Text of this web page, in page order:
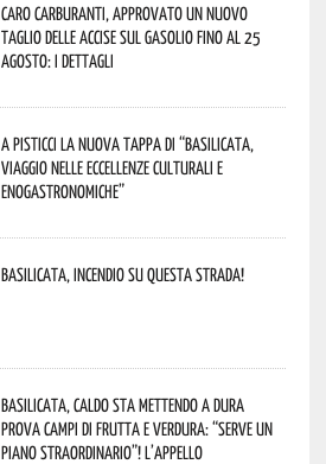
Caro carburanti, approvato un nuovo
taglio delle accise sul gasolio fino al 25
agosto: i dettagli
A Pisticci la nuova tappa di “Basilicata,
viaggio nelle eccellenze culturali e
enogastronomiche”
Basilicata, incendio su questa strada!
Basilicata, caldo sta mettendo a dura
prova campi di frutta e verdura: “Serve un
piano straordinario”! L’appello